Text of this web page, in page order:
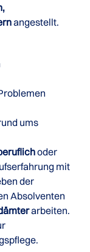
angestellt.
ums
oder
mit
der
Absolventen
arbeiten.